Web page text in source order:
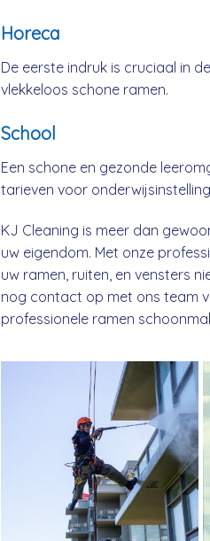
Horeca
De eerste indruk is cruciaal in
vlekkeloos schone ramen.
School
Een schone en gezonde
tarieven voor
KJ Cleaning is meer dan
uw eigendom. Met onze
uw ramen, ruiten, en vensters
nog contact op met ons team
professionele ramen